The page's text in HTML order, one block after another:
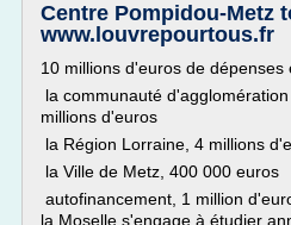
Centre Pompidou-Metz
www.louvrepourtous.fr
10 millions d'euros de
la communauté
millions d'euros
la Région Lorraine, 4 millions
la Ville de Metz, 400 000 euros
autofinancement, 1 million
la Moselle s'engage à étudier